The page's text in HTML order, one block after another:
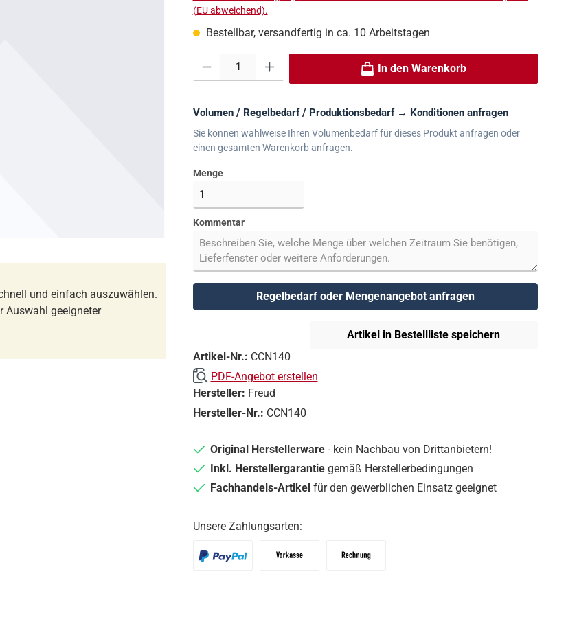
und einfach auszuwählen.
Auswahl geeigneter
(EU abweichend).
Bestellbar, versandfertig in ca. 10 Arbeitstagen
Produkt Anzahl: Gib den gewünschten Wert ein oder benutze die Schaltflächen um die
In den Warenkorb
Volumen / Regelbedarf / Produktionsbedarf → Konditionen anfragen
Sie können wahlweise Ihren Volumenbedarf für dieses Produkt anfragen oder
einen gesamten Warenkorb anfragen.
Menge
Kommentar
Regelbedarf oder Mengenangebot anfragen
Artikel in Bestellliste speichern
Artikel-Nr.: CCN140
PDF-Angebot erstellen
Hersteller: Freud
Hersteller-Nr.: CCN140
Original Herstellerware- kein Nachbau von Drittanbietern!
Inkl. Herstellergarantiegemäß Herstellerbedingungen
Fachhandels-Artikelfür den gewerblichen Einsatz geeignet
Unsere Zahlungsarten: